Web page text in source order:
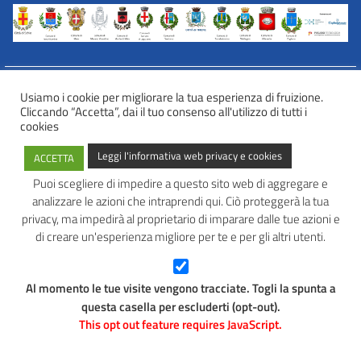
INFORMATIVA WEB PRIVACY E COOKIES
Privacy e cookies
Informazioni sulla privacy
Comunicazioni e modalità trasparenti per l’esercizio dei diritti
dell’interessato
AVATAR – Alleanza Territoriale per Azioni in Rete
Tel: 0445 691 472
Facebook
Instagram
Usiamo i cookie per migliorare la tua esperienza di fruizione.
Cliccando “Accetta”, dai il tuo consenso all'utilizzo di tutti i
cookies
ACCETTA Leggi l'informativa web privacy e cookies
Puoi scegliere di impedire a questo sito web di aggregare e
analizzare le azioni che intraprendi qui. Ciò proteggerà la tua
privacy, ma impedirà al proprietario di imparare dalle tue azioni e
di creare un'esperienza migliore per te e per gli altri utenti.
Al momento le tue visite vengono tracciate. Togli la spunta a
questa casella per escluderti (opt-out).
This opt out feature requires JavaScript.